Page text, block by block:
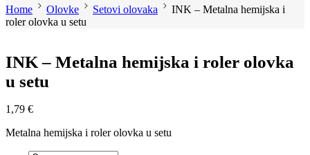
Home Olovke Setovi olovaka
INK – Metalna hemijska i
roler olovka u setu
INK – Metalna hemijska i roler olovka
u setu
1,79 €
Metalna hemijska i roler olovka u setu